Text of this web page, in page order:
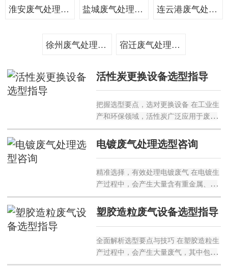
淮安废气处理_装置 盐城废气处理_系统 连云港废气处理_公司
徐州废气处理_厂家 宿迁废气处理_净化
活性炭更换设备选型指导
把握选型要点，选对更换设备 在工业生
产和环保领域，活性炭广泛应用于废气
处理、污水处理等过程，其更换设备的
合理选型至关重要。以下为您详细介绍
活性炭更换设备选型的相关要点。 明确
电镀废气处理选型咨询
精准选择，有效处理电镀废气 在电镀生
产过程中，会产生大量含有重金属、酸
碱雾等有害物质的废气，这些废气如果
不经过有效处理直接排放，会对环境和
人体健康造成严重危害。因此，选择合
塑胶造粒废气设备选型指导
全面解析选型要点与技巧 在塑胶造粒生
产过程中，会产生大量废气，其中包含
多种有害物质，对环境和人体健康危害